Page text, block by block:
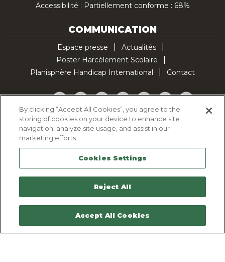
Accessibilité : Partiellement conforme : 68%
COMMUNICATION
Espace presse
Actualités
Poster Harcèlement Scolaire
Planisphère Handicap International
Contact
Facebook
TwitterYouTubePinterestInstagramLinkedInTikTok
Politique d'utilisation des cookies
Politique de confidentialité
Mentions légales
Plan du site
Contactez-nous
By clicking “Accept All Cookies”, you agree to the
storing of cookies on your device to enhance site
navigation, analyze site usage, and assist in our
marketing efforts.
Cookies Settings
Reject All
Accept All Cookies